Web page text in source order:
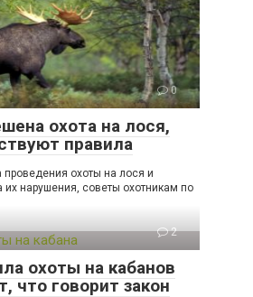
0
охота на лося,
правила
охоты на лося и
их нарушения, советы охотникам по
2
охоты на кабанов
что говорит закон